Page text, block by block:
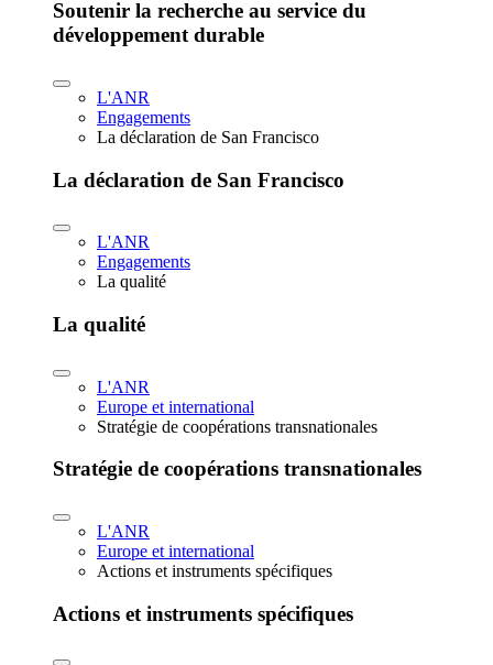
Soutenir la recherche au service du
développement durable
L'ANR
Engagements
La déclaration de San Francisco
La déclaration de San Francisco
L'ANR
Engagements
La qualité
La qualité
L'ANR
Europe et international
Stratégie de coopérations transnationales
Stratégie de coopérations transnationales
L'ANR
Europe et international
Actions et instruments spécifiques
Actions et instruments spécifiques